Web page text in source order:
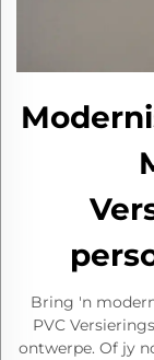
Bring 'n
PVC
ontwerpe. Of jy